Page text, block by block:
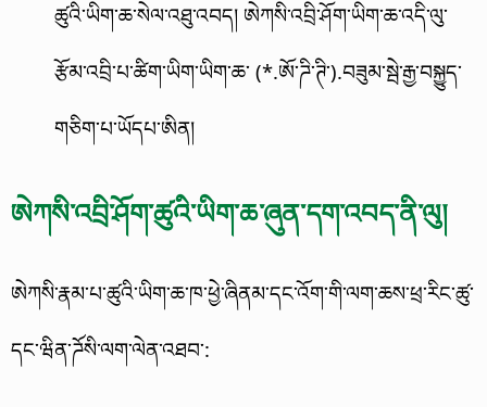
ཚུའི་ཡིག་ཆ་སེལ་འཐུ་འབད། ཨེཀསི་འབྲི་ཤོག་ཡིག་ཆ་འདི་ལུ་
རྩོམ་འབྲི་པ་ཚིག་ཡིག་ཡིག་ཆ་ (*.ཨོ་ཌི་ཊི་).བཟུམ་སྦེ་རྒྱ་བསྐྱུད་
གཅིག་པ་ཡོདཔ་ཨིན།
ཨེཀསི་འབྲི་ཤོག་ཚུའི་ཡིག་ཆ་ཞུན་དག་འབད་ནི་ལུ།
ཨེཀསི་རྣམ་པ་ཚུའི་ཡིག་ཆ་ཁ་ཕྱེ་ཞིནམ་དང་འོག་གི་ལག་ཆས་ཕྲ་རིང་ཚུ་
དང་ཝིན་ཌོསི་ལག་ལེན་འཐབ་: